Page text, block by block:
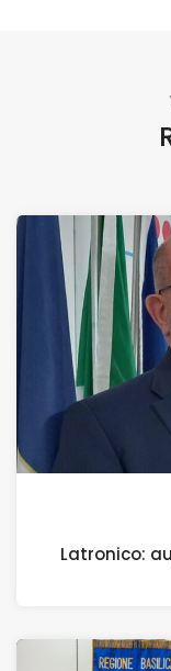
Latronico: